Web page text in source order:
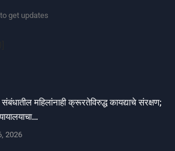
get updates
महिलांनाही क्रूरतेविरुद्ध कायद्याचे संरक्षण;
2026